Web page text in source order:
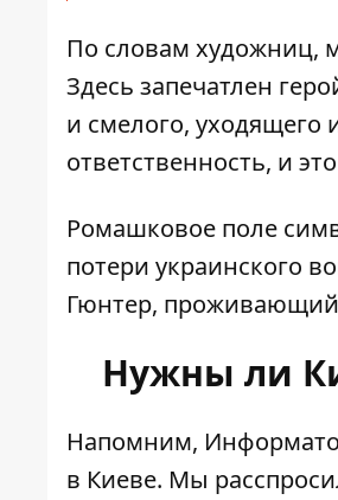
По словам художниц,
Здесь запечатлен
и смелого, уходящего
ответственность, и
Ромашковое поле
потери украинского
Гюнтер,
Нужны ли
Напомним,
в Киеве. Мы